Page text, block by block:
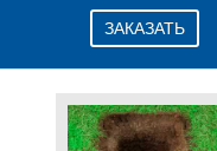
ЗАКАЗАТЬ